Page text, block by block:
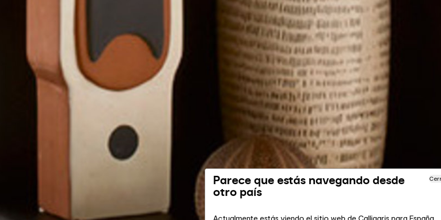
Parece que estás navegando desde
otro país
Actualmente estás viendo el sitio web de Calligaris para España.